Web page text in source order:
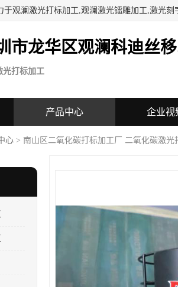
于观澜激光打标加工,观澜激光镭雕加工,激光
市龙华区观澜科迪丝
光打标加工
产品中心 企业视
心 > 南山区二氧化碳打标加工厂 二氧化碳激光